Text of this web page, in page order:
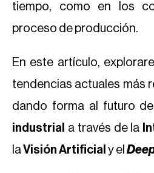
tiempo, como en los
proceso de producción.
En este artículo,
tendencias actuales más
dando forma al futuro
industrial a través de la
laVisión Artificial y el